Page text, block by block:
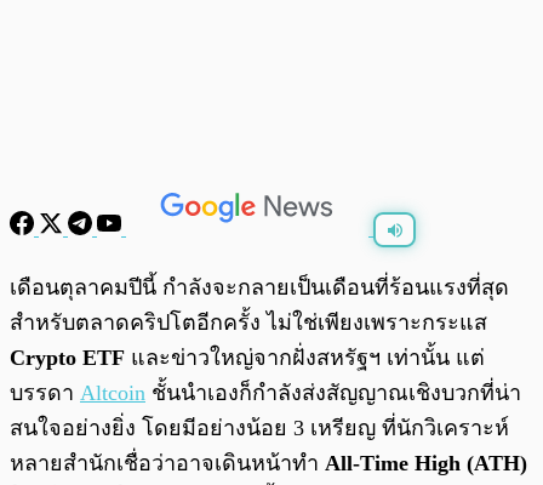
0:00
เดือนตุลาคมปีนี้ กำลังจะกลายเป็นเดือนที่ร้อนแรงที่สุด
สำหรับตลาดคริปโตอีกครั้ง ไม่ใช่เพียงเพราะกระแส
Crypto ETF และข่าวใหญ่จากฝั่งสหรัฐฯ เท่านั้น แต่
บรรดา Altcoin ชั้นนำเองก็กำลังส่งสัญญาณเชิงบวกที่น่า
สนใจอย่างยิ่ง โดยมีอย่างน้อย 3 เหรียญ ที่นักวิเคราะห์
หลายสำนักเชื่อว่าอาจเดินหน้าทำ All-Time High (ATH)